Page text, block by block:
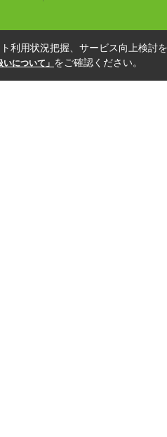
利用状況把握、サービス向上検討
いについて」 をご確認ください。